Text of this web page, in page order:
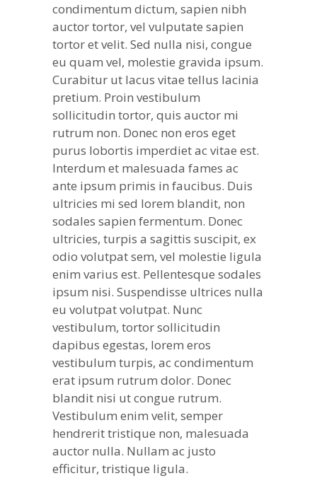
condimentum dictum, sapien nibh
auctor tortor, vel vulputate sapien
tortor et velit. Sed nulla nisi, congue
eu quam vel, molestie gravida ipsum.
Curabitur ut lacus vitae tellus lacinia
pretium. Proin vestibulum
sollicitudin tortor, quis auctor mi
rutrum non. Donec non eros eget
purus lobortis imperdiet ac vitae est.
Interdum et malesuada fames ac
ante ipsum primis in faucibus. Duis
ultricies mi sed lorem blandit, non
sodales sapien fermentum. Donec
ultricies, turpis a sagittis suscipit, ex
odio volutpat sem, vel molestie ligula
enim varius est. Pellentesque sodales
ipsum nisi. Suspendisse ultrices nulla
eu volutpat volutpat. Nunc
vestibulum, tortor sollicitudin
dapibus egestas, lorem eros
vestibulum turpis, ac condimentum
erat ipsum rutrum dolor. Donec
blandit nisi ut congue rutrum.
Vestibulum enim velit, semper
hendrerit tristique non, malesuada
auctor nulla. Nullam ac justo
efficitur, tristique ligula.